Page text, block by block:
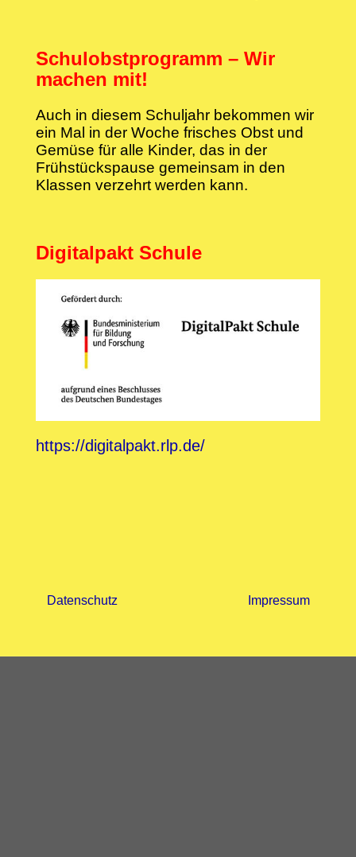
Schulobstprogramm – Wir
machen mit!
Auch in diesem Schuljahr bekommen wir
ein Mal in der Woche frisches Obst und
Gemüse für alle Kinder, das in der
Frühstückspause gemeinsam in den
Klassen verzehrt werden kann.
Digitalpakt Schule
https://digitalpakt.rlp.de/
Datenschutz Impressum